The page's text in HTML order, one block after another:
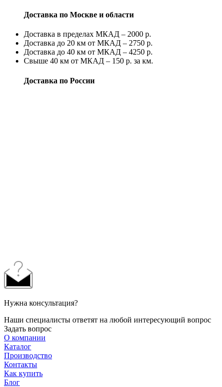
Доставка по Москве и области
Доставка в пределах МКАД – 2000 р.
Доставка до 20 км от МКАД – 2750 р.
Доставка до 40 км от МКАД – 4250 р.
Свыше 40 км от МКАД – 150 р. за км.
Доставка по России
Нужна консультация?
Наши специалисты ответят на любой интересующий вопрос
Задать вопрос
О компании
Каталог
Производство
Контакты
Как купить
Блог